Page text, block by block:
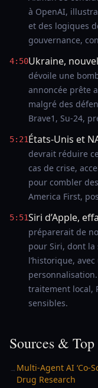
à OpenAI,
et des logiques
gouvernance,
4:50Ukraine,
dévoile une
annoncée prête
malgré des
Brave1, Su-24,
5:21États-Unis et
devrait réduire
cas de crise,
pour combler
America First,
5:51Siri d’Apple,
préparerait de
pour Siri, dont
l’historique,
traitement local,
sensibles.
Sources & Top
→ Multi-Agent AI ‘Co-
Drug Research